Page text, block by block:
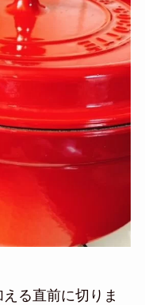
る直前に切りま